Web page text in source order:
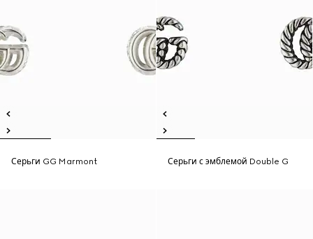
Серьги GG Marmont Серьги с эмблемой Double G